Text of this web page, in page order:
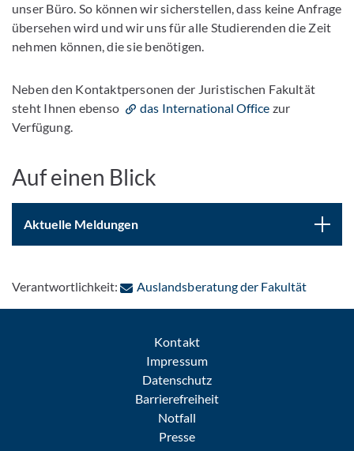
unser Büro. So können wir sicherstellen, dass keine Anfrage
übersehen wird und wir uns für alle Studierenden die Zeit
nehmen können, die sie benötigen.
Neben den Kontaktpersonen der Juristischen Fakultät
steht Ihnen ebenso
das International Office zur
Verfügung.
Auf einen Blick
Aktuelle Meldungen
Verantwortlichkeit: Auslandsberatung der Fakultät: Per E-
Kontakt
Impressum
Datenschutz
Barrierefreiheit
Notfall
Presse